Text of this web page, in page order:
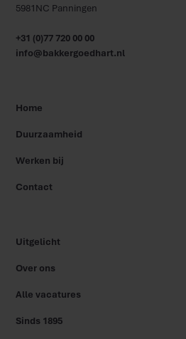
5981NC Panningen
+31 (0)77 720 00 00
info@bakkergoedhart.nl
Home
Duurzaamheid
Werken bij
Contact
Uitgelicht
Over ons
Alle vacatures
Sinds 1895